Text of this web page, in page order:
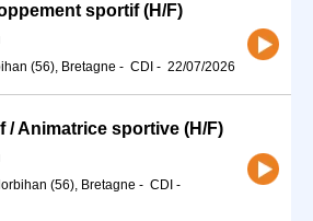
sportif (H/F)
(56), Bretagne - CDI - 22/07/2026
/ Animatrice sportive (H/F)
(56), Bretagne - CDI -